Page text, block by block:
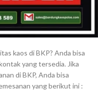
kaos di BKP? Anda bisa
yang tersedia. Jika
di BKP, Anda bisa
yang berikut ini :